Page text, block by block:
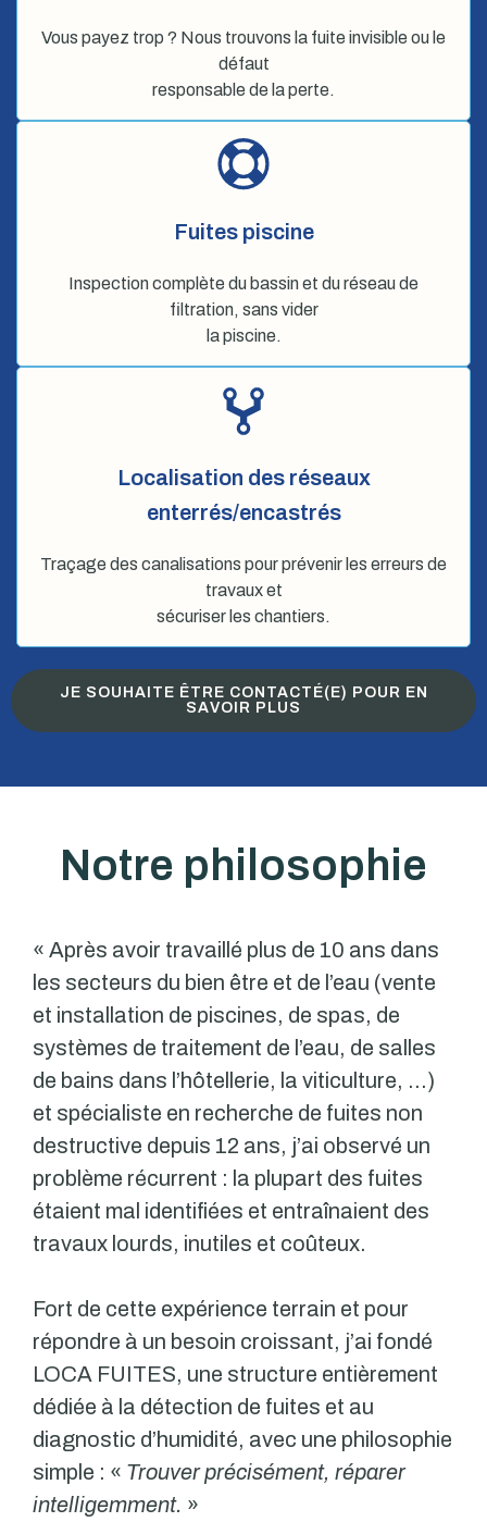
Vous payez trop ? Nous trouvons la fuite invisible ou le
défaut
responsable de la perte.
Fuites piscine
Inspection complète du bassin et du réseau de
filtration, sans vider
la piscine.
Localisation des réseaux
enterrés/encastrés
Traçage des canalisations pour prévenir les erreurs de
travaux et
sécuriser les chantiers.
JE SOUHAITE ÊTRE CONTACTÉ(E) POUR EN
SAVOIR PLUS
Notre philosophie
« Après avoir travaillé plus de 10 ans dans
les secteurs du bien être et de l’eau (vente
et installation de piscines, de spas, de
systèmes de traitement de l’eau, de salles
de bains dans l’hôtellerie, la viticulture, …)
et spécialiste en recherche de fuites non
destructive depuis 12 ans, j’ai observé un
problème récurrent : la plupart des fuites
étaient mal identifiées et entraînaient des
travaux lourds, inutiles et coûteux.
Fort de cette expérience terrain et pour
répondre à un besoin croissant, j’ai fondé
LOCA FUITES, une structure entièrement
dédiée à la détection de fuites et au
diagnostic d’humidité, avec une philosophie
simple : « Trouver précisément, réparer
intelligemment. »